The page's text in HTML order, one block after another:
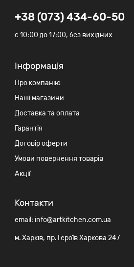
+38 (073) 434-60-50
c 10:00 до 17:00, без вихідних
Iнформація
Про компанію
Наші магазини
Доставка та оплата
Гарантія
Договір оферти
Умови повернення товарів
Акції
Контакти
email: info@artkitchen.com.ua
м. Харків, пр. Героїв Харкова 247